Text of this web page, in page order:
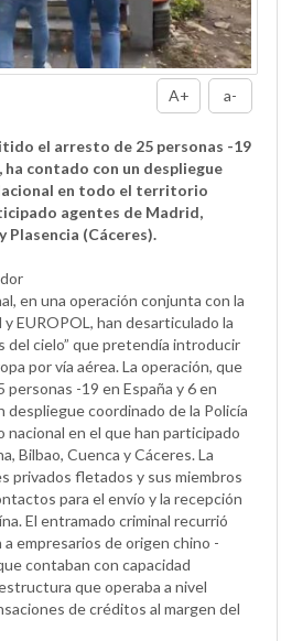
A+ a-
el arresto de 25 personas -19
ha contado con un despliegue
en todo el territorio
agentes de Madrid,
Plasencia (Cáceres).
en una operación conjunta con la
EUROPOL, han desarticulado la
del cielo” que pretendía introducir
por vía aérea. La operación, que
-19 en España y 6 en
despliegue coordinado de la Policía
en el que han participado
Bilbao, Cuenca y Cáceres. La
privados fletados y sus miembros
para el envío y la recepción
El entramado criminal recurrió
empresarios de origen chino -
contaban con capacidad
que operaba a nivel
de créditos al margen del